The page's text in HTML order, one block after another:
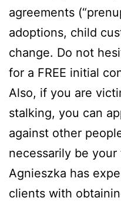
agreements
adoptions, child
change. Do not
for a FREE initial
Also, if you are
stalking, you can
against other
necessarily be your
Agnieszka has
clients with